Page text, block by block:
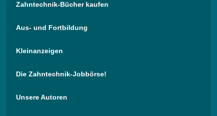
Zahntechnik-Bücher kaufen
Aus- und Fortbildung
Kleinanzeigen
Die Zahntechnik-Jobbörse!
Unsere Autoren